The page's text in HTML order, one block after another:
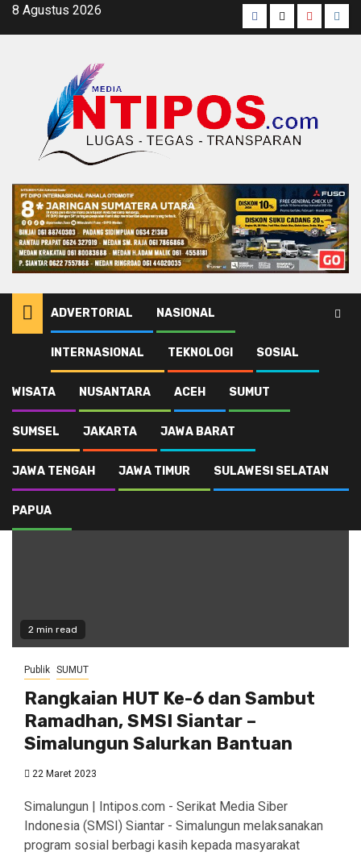
Skip8 Agustus 2026 Facebook
TwitterYoutube
ADVERTORIAL NASIONAL
INTERNASIONAL TEKNOLOGI SOSIAL
WISATA NUSANTARA ACEH SUMUT
SUMSEL JAKARTA JAWA BARAT
JAWA TENGAH JAWA TIMUR SULAWESI SELATAN
PAPUA
HUT SMSI ke 6
HUT SMSI ke 6
2 min read
Publik SUMUT
Rangkaian HUT Ke-6 dan Sambut
Ramadhan, SMSI Siantar –
Simalungun Salurkan Bantuan
22 Maret 2023
Simalungun | Intipos.com - Serikat Media Siber
Indonesia (SMSI) Siantar - Simalungun melaksanakan
program sosial berbagi kasih kepada masyarakat